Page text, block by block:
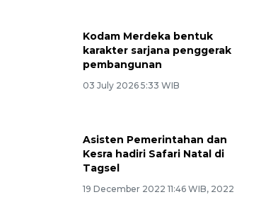
Kodam Merdeka bentuk
karakter sarjana penggerak
pembangunan
03 July 2026 5:33 WIB
Asisten Pemerintahan dan
Kesra hadiri Safari Natal di
Tagsel
19 December 2022 11:46 WIB, 2022